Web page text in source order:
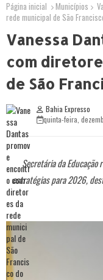
Página inicial Municípios
rede municipal de São
Vanessa
com
de São
Bahia Expresso
quinta-feira,
Secretária da Educação
estratégias para 2026,